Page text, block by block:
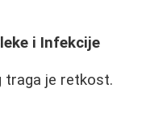
i Infekcije
traga je retkost.